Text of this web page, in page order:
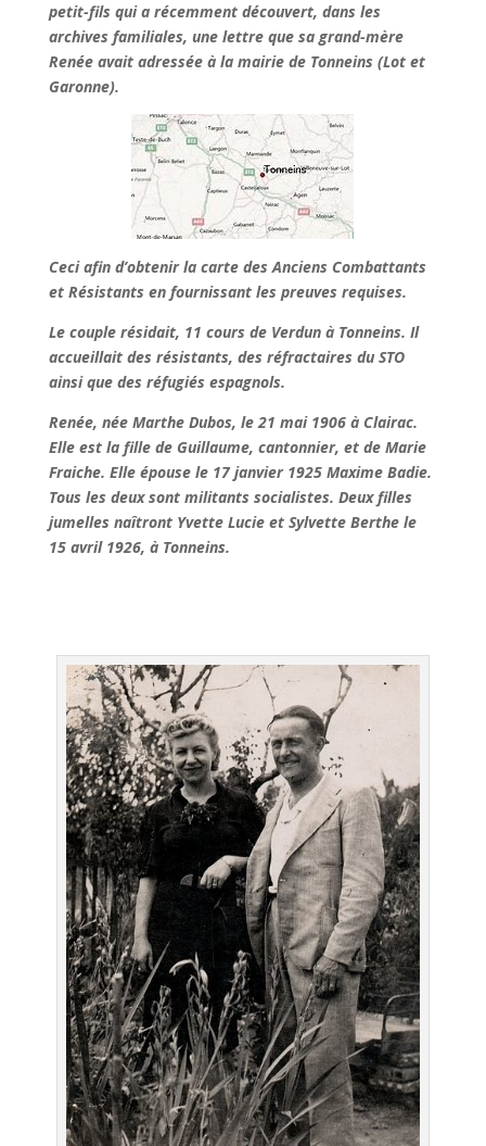
petit-fils qui a récemment découvert, dans les
archives familiales, une lettre que sa grand-mère
Renée avait adressée à la mairie de Tonneins (Lot et
Garonne).
Ceci afin d’obtenir la carte des Anciens Combattants
et Résistants en fournissant les preuves requises.
Le couple résidait, 11 cours de Verdun à Tonneins. Il
accueillait des résistants, des réfractaires du STO
ainsi que des réfugiés espagnols.
Renée, née Marthe Dubos, le 21 mai 1906 à Clairac.
Elle est la fille de Guillaume, cantonnier, et de Marie
Fraiche. Elle épouse le 17 janvier 1925 Maxime Badie.
Tous les deux sont militants socialistes. Deux filles
jumelles naîtront Yvette Lucie et Sylvette Berthe le
15 avril 1926, à Tonneins.